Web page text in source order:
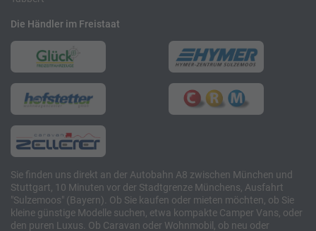
Die Händler im Freistaat
Sie finden uns direkt an der Autobahn A8 zwischen München und
Stuttgart, 10 Minuten vor der Stadtgrenze Münchens, Ausfahrt
"Sulzemoos" (Bayern). Ob Sie kaufen oder mieten möchten, ob Sie
kleine günstige Modelle suchen, etwa kompakte Camper Vans, oder
den puren Luxus. Ob Caravan oder Wohnmobil, ob neu oder